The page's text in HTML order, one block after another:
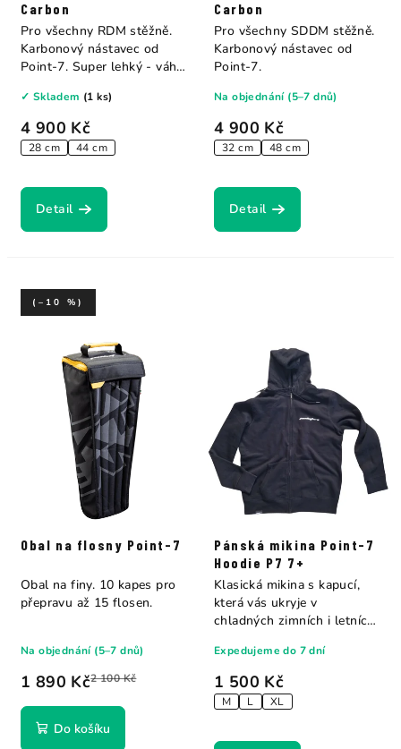
Carbon
4 900 Kč
28 cm 44 cm
✓ Skladem (1 ks)
Detail
Pro všechny RDM stěžně.
Karbonový nástavec od
Point-7. Super lehký - váha
Carbon
4 900 Kč
32 cm 48 cm
Na objednání (5–7 dnů)
Detail
Pro všechny SDDM stěžně.
Karbonový nástavec od
Point-7.
Obal na flosny Point-7
1 890 Kč2 100 Kč
(–10 %)
Na objednání (5–7 dnů)
Do košíku
Obal na finy. 10 kapes pro
přepravu až 15 flosen.
Pánská mikina Point-7
Hoodie P7 7+
1 500 Kč
M L XL
Expedujeme do 7 dní
Klasická mikina s kapucí,
která vás ukryje v
chladných zimních i letních